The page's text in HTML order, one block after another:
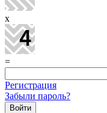
x
=
Регистрация
Забыли пароль?